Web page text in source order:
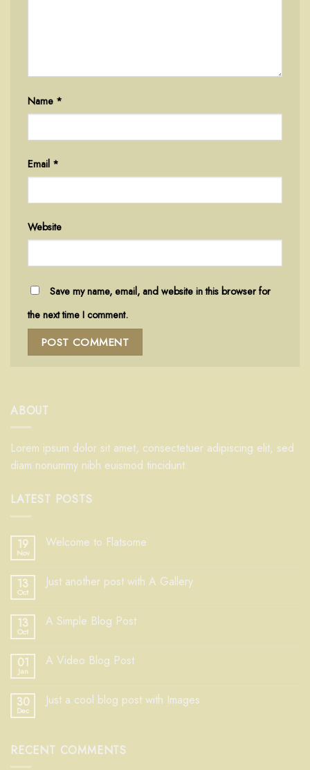
Name *
Email *
Website
Save my name, email, and website in this browser for
the next time I comment.
ABOUT
Lorem ipsum dolor sit amet, consectetuer adipiscing elit, sed
diam nonummy nibh euismod tincidunt.
LATEST POSTS
19
Nov
Welcome to Flatsome
13
Oct
Just another post with A Gallery
13
Oct
A Simple Blog Post
01
Jan
A Video Blog Post
30
Dec
Just a cool blog post with Images
RECENT COMMENTS